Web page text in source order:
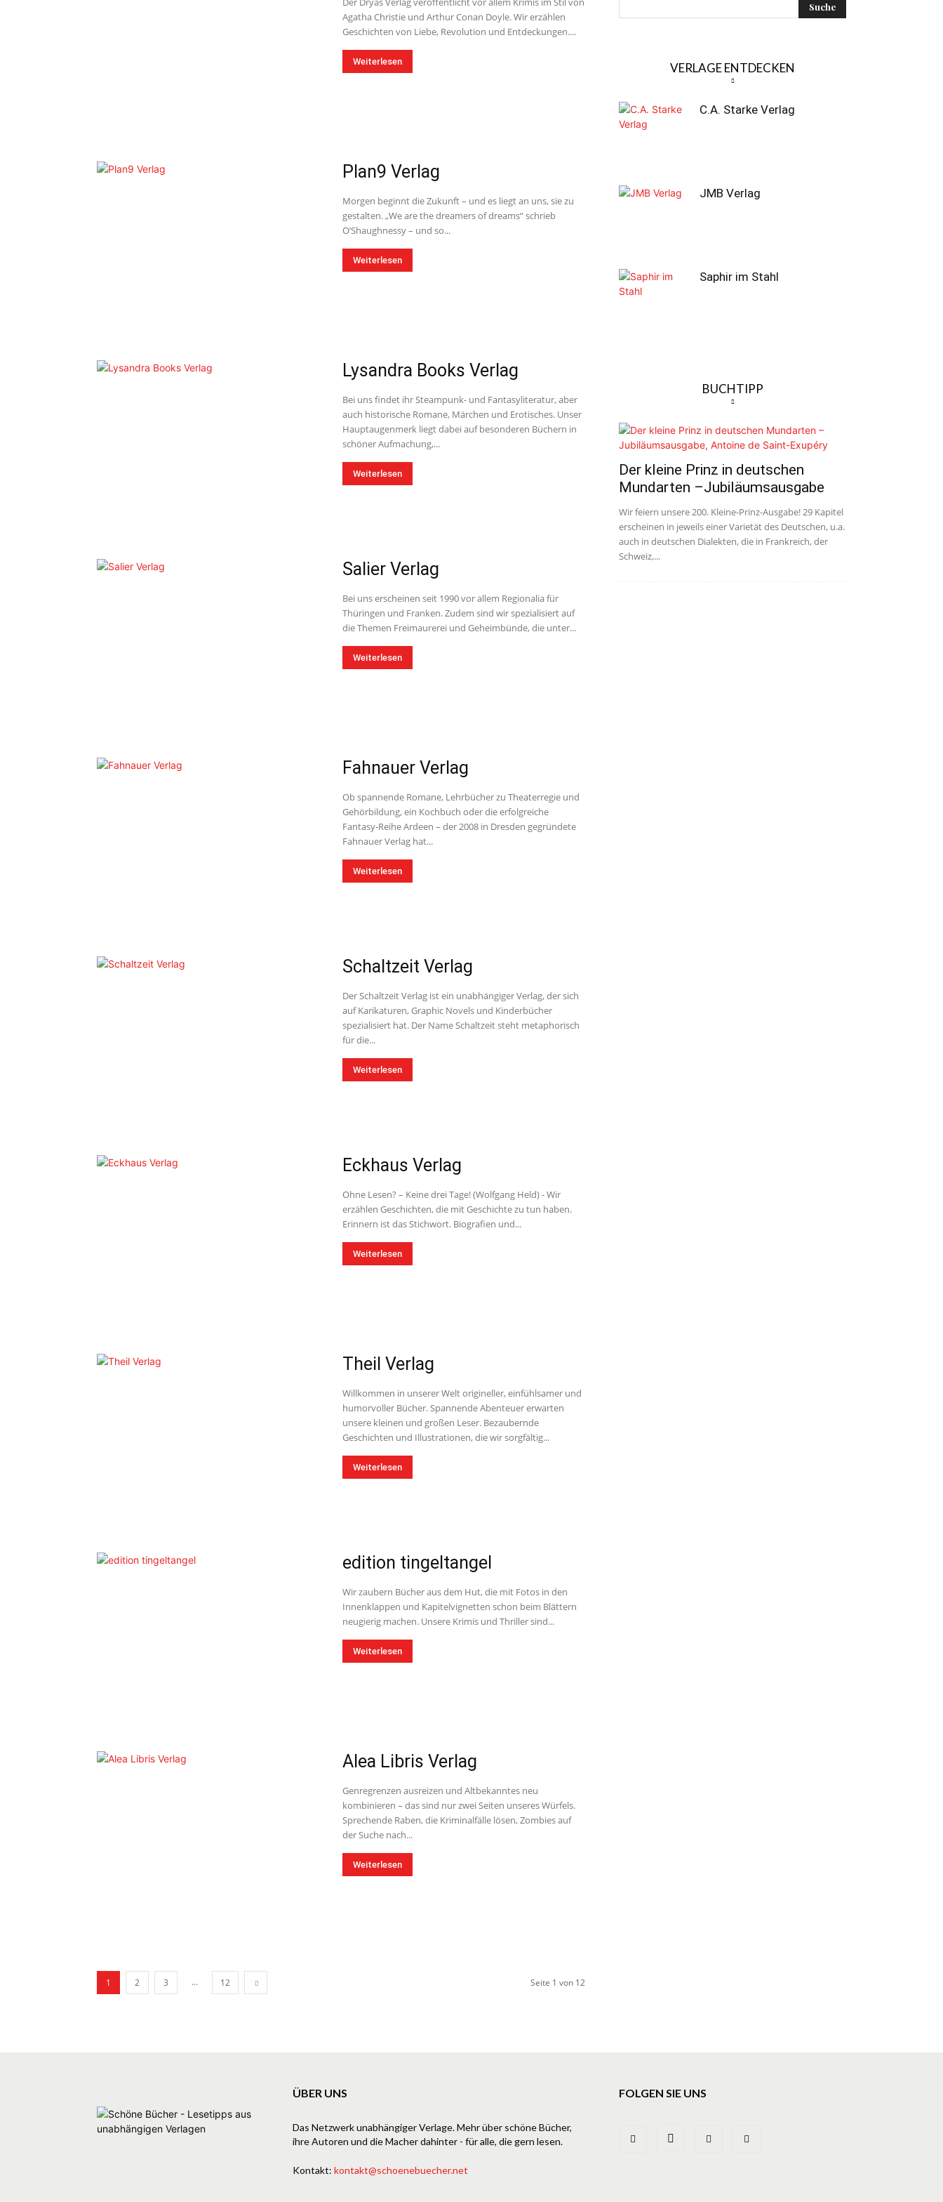
Agatha Christie und Arthur Conan Doyle. Wir erzählen
Geschichten von Liebe, Revolution und Entdeckungen....
Weiterlesen
Plan9 Verlag
Morgen beginnt die Zukunft – und es liegt an uns, sie zu
gestalten. „We are the dreamers of dreams“ schrieb
O’Shaughnessy – und so...
Weiterlesen
Lysandra Books Verlag
Bei uns findet ihr Steampunk- und Fantasyliteratur, aber
auch historische Romane, Märchen und Erotisches. Unser
Hauptaugenmerk liegt dabei auf besonderen Büchern in
schöner Aufmachung,...
Weiterlesen
Salier Verlag
Bei uns erscheinen seit 1990 vor allem Regionalia für
Thüringen und Franken. Zudem sind wir spezialisiert auf
die Themen Freimaurerei und Geheimbünde, die unter...
Weiterlesen
Fahnauer Verlag
Ob spannende Romane, Lehrbücher zu Theaterregie und
Gehörbildung, ein Kochbuch oder die erfolgreiche
Fantasy-Reihe Ardeen – der 2008 in Dresden gegründete
Fahnauer Verlag hat...
Weiterlesen
Schaltzeit Verlag
Der Schaltzeit Verlag ist ein unabhängiger Verlag, der sich
auf Karikaturen, Graphic Novels und Kinderbücher
spezialisiert hat. Der Name Schaltzeit steht metaphorisch
für die...
Weiterlesen
Eckhaus Verlag
Ohne Lesen? – Keine drei Tage! (Wolfgang Held) - Wir
erzählen Geschichten, die mit Geschichte zu tun haben.
Erinnern ist das Stichwort. Biografien und...
Weiterlesen
Theil Verlag
Willkommen in unserer Welt origineller, einfühlsamer und
humorvoller Bücher. Spannende Abenteuer erwarten
unsere kleinen und großen Leser. Bezaubernde
Geschichten und Illustrationen, die wir sorgfältig...
Weiterlesen
edition tingeltangel
Wir zaubern Bücher aus dem Hut, die mit Fotos in den
Innenklappen und Kapitelvignetten schon beim Blättern
neugierig machen. Unsere Krimis und Thriller sind...
Weiterlesen
Alea Libris Verlag
Genregrenzen ausreizen und Altbekanntes neu
kombinieren – das sind nur zwei Seiten unseres Würfels.
Sprechende Raben, die Kriminalfälle lösen, Zombies auf
der Suche nach...
Weiterlesen
1 2 3 ... 12 Seite 1 von 12
VERLAGE ENTDECKEN
C.A. Starke Verlag
JMB Verlag
Saphir im Stahl
BUCHTIPP
Der kleine Prinz in deutschen
Mundarten –Jubiläumsausgabe
Wir feiern unsere 200. Kleine-Prinz-Ausgabe! 29 Kapitel
erscheinen in jeweils einer Varietät des Deutschen, u.a.
auch in deutschen Dialekten, die in Frankreich, der
Schweiz,...
ÜBER UNS
Das Netzwerk unabhängiger Verlage. Mehr über schöne Bücher,
ihre Autoren und die Macher dahinter - für alle, die gern lesen.
Kontakt: kontakt@schoenebuecher.net
FOLGEN SIE UNS